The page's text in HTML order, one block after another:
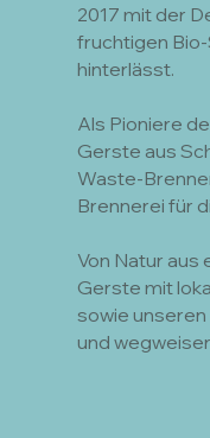
2017 mit der
fruchtigen
hinterlässt.
Als Pioniere
Gerste aus
Waste-
Brennerei für
Von Natur
Gerste mit
sowie
und